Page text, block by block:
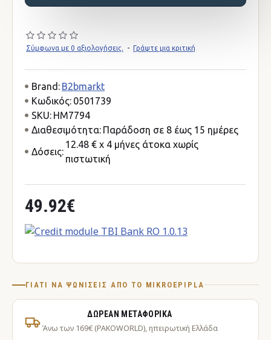
Σύμφωνα με 0 αξιολογήσεις. - Γράψτε μια κριτική
49.92€
Brand: B2bmarkt
Κωδικός: 0501739
SKU: HM7794
Διαθεσιμότητα: Παράδοση σε 8 έως 15 ημέρες
Δόσεις:
12.48 € x 4 μήνες άτοκα χωρίς
πιστωτική
ΓΙΑΤΊ ΝΑ ΨΩΝΊΣΕΙΣ ΑΠΌ ΤΟ MIKROEPIPLA
ΔΩΡΕΆΝ ΜΕΤΑΦΟΡΙΚΆ
Άνω των 169€ (PAKOWORLD), ηπειρωτική Ελλάδα